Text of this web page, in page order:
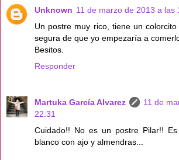
Unknown 11 de marzo de 2013 a las
Un postre muy rico, tiene un
segura de que yo empezaría a
Besitos.
Responder
Martuka García Alvarez
11 de
22:31
Cuidado!! No es un postre Pilar!!
blanco con ajo y almendras...